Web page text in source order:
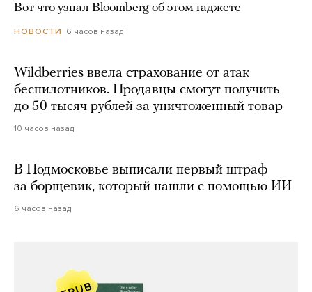
Вот что узнал Bloomberg об этом гаджете
НОВОСТИ 6 часов назад
Wildberries ввела страхование от атак
беспилотников. Продавцы смогут получить
до 50 тысяч рублей за уничтоженный товар
10 часов назад
В Подмосковье выписали первый штраф
за борщевик, который нашли с помощью ИИ
6 часов назад